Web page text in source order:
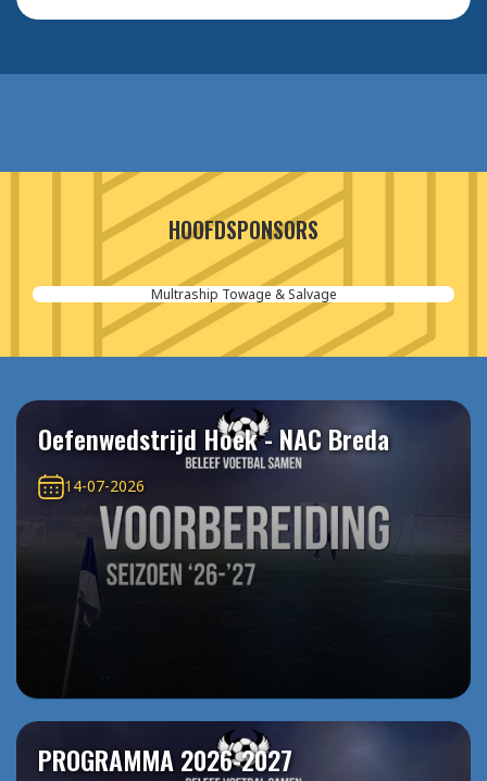
HOOFDSPONSORS
Multraship Towage & Salvage
Oefenwedstrijd Hoek - NAC Breda
14-07-2026
PROGRAMMA 2026-2027